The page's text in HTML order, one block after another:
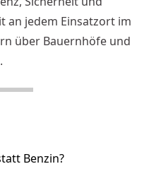
an jedem Einsatzort im
über Bauernhöfe und
Benzin?